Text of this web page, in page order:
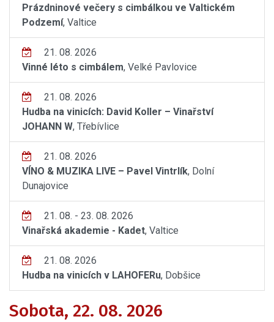
Prázdninové večery s cimbálkou ve Valtickém
Podzemí, Valtice
21. 08. 2026
Vinné léto s cimbálem, Velké Pavlovice
21. 08. 2026
Hudba na vinicích: David Koller – Vinařství
JOHANN W, Třebívlice
21. 08. 2026
VÍNO & MUZIKA LIVE – Pavel Vintrlík, Dolní
Dunajovice
21. 08. - 23. 08. 2026
Vinařská akademie - Kadet, Valtice
21. 08. 2026
Hudba na vinicích v LAHOFERu, Dobšice
Sobota, 22. 08. 2026